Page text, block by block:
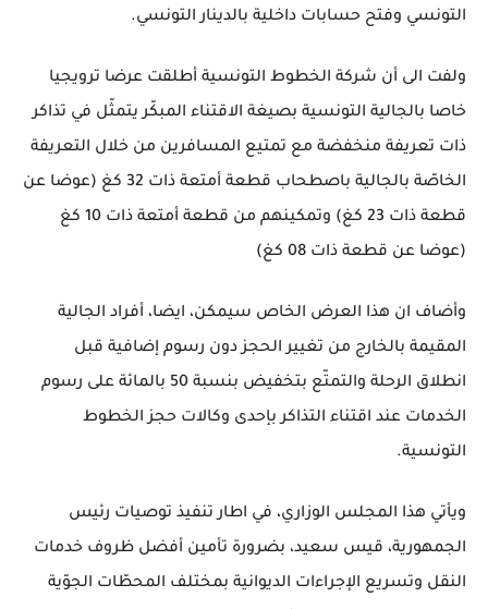
التونسي وفتح حسابات داخلية بالدينار التونسي.
ولفت الى أن شركة الخطوط التونسية أطلقت عرضا ترويجيا
خاصا بالجالية التونسية بصيغة الاقتناء المبكّر يتمثّل في تذاكر
ذات تعريفة منخفضة مع تمتيع المسافرين من خلال التعريفة
الخاصّة بالجالية باصطحاب قطعة أمتعة ذات 32 كغ (عوضا عن
قطعة ذات 23 كغ) وتمكينهم من قطعة أمتعة ذات 10 كغ
(عوضا عن قطعة ذات 08 كغ)
وأضاف ان هذا العرض الخاص سيمكن، ايضا، أفراد الجالية
المقيمة بالخارج من تغيير الحجز دون رسوم إضافية قبل
انطلاق الرحلة والتمتّع بتخفيض بنسبة 50 بالمائة على رسوم
الخدمات عند اقتناء التذاكر بإحدى وكالات حجز الخطوط
التونسية.
ويأتي هذا المجلس الوزاري، في اطار تنفيذ توصيات رئيس
الجمهورية، قيس سعيد، بضرورة تأمين أفضل ظروف خدمات
النقل وتسريع الإجراءات الديوانية بمختلف المحطّات الجوّية